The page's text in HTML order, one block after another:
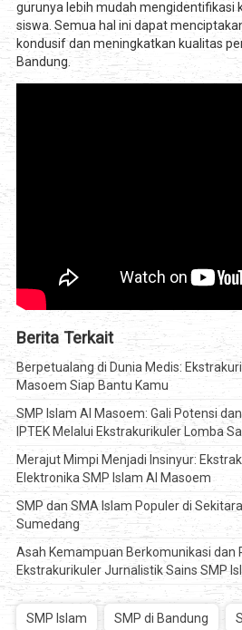
gurunya lebih mudah mengidentifikasi
siswa. Semua hal ini dapat
kondusif dan meningkatkan kualitas
Bandung.
Berita Terkait
Berpetualang di Dunia Medis:
Masoem Siap Bantu Kamu
SMP Islam Al Masoem: Gali Potensi
IPTEK Melalui Ekstrakurikuler Lomba
Merajut Mimpi Menjadi Insinyur:
Elektronika SMP Islam Al Masoem
SMP dan SMA Islam Populer di
Sumedang
Asah Kemampuan Berkomunikasi dan
Ekstrakurikuler Jurnalistik Sains SMP
SMP Islam SMP di Bandung